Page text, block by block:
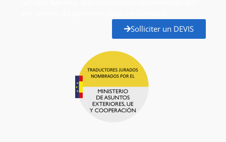
Solliciter un DEVIS